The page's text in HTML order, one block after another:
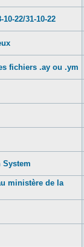
22/31-10-22
fichiers .ay ou .ym
System
ministère de la